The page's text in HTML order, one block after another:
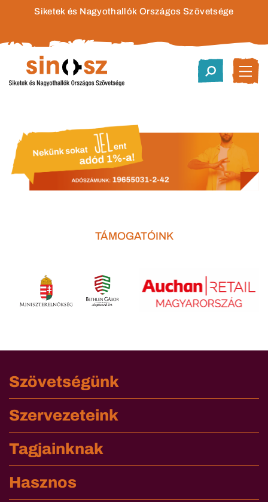
Siketek és Nagyothallók Országos Szövetsége
TÁMOGATÓINK
Szövetségünk
Szervezeteink
Tagjainknak
Hasznos